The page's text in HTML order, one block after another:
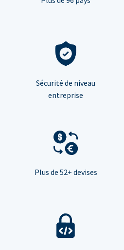
Sécurité de niveau
entreprise
Plus de 52+ devises